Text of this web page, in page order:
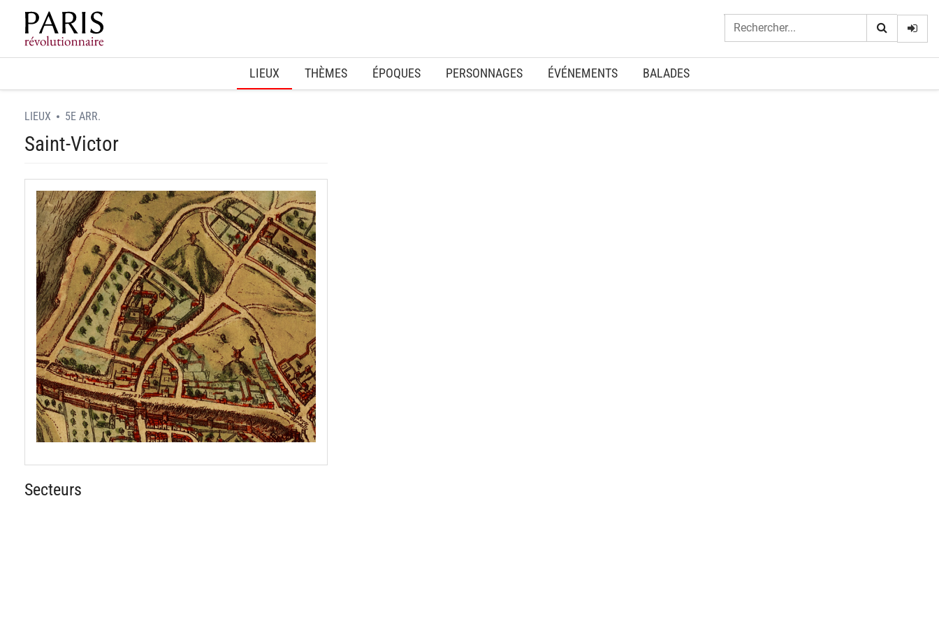
Home
LIEUX THÈMES ÉPOQUES PERSONNAGES ÉVÉNEMENTS BALADES
LIEUX 5E ARR.
Saint-Victor
Secteurs